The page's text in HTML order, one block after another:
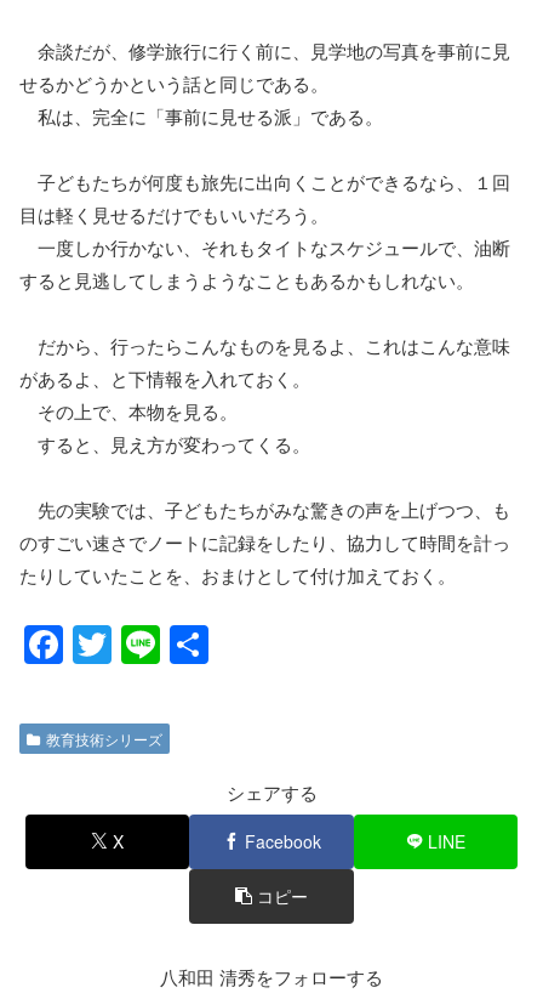
余談だが、修学旅行に行く前に、見学地の写真を事前に見
せるかどうかという話と同じである。
私は、完全に「事前に見せる派」である。
子どもたちが何度も旅先に出向くことができるなら、１回
目は軽く見せるだけでもいいだろう。
一度しか行かない、それもタイトなスケジュールで、油断
すると見逃してしまうようなこともあるかもしれない。
だから、行ったらこんなものを見るよ、これはこんな意味
があるよ、と下情報を入れておく。
その上で、本物を見る。
すると、見え方が変わってくる。
先の実験では、子どもたちがみな驚きの声を上げつつ、も
のすごい速さでノートに記録をしたり、協力して時間を計っ
たりしていたことを、おまけとして付け加えておく。
F
c
e
b
o
T
tt
er
Li
e
教育技術シリーズ
シェアする
X Facebook LINE
コピー
八和田 清秀をフォローする